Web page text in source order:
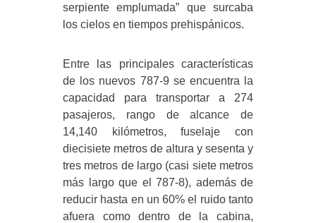
serpiente emplumada” que surcaba
los cielos en tiempos prehispánicos.
Entre las principales características
de los nuevos 787-9 se encuentra la
capacidad para transportar a 274
pasajeros, rango de alcance de
14,140 kilómetros, fuselaje con
diecisiete metros de altura y sesenta y
tres metros de largo (casi siete metros
más largo que el 787-8), además de
reducir hasta en un 60% el ruido tanto
afuera como dentro de la cabina,